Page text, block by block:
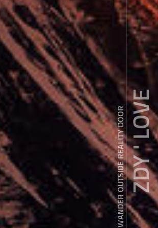
WANDER OUTSIDE REALITY DOORZDY ' LOVE